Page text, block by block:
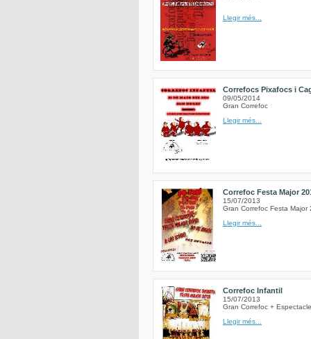
Llegir més...
Correfocs Pixafocs i
09/05/2014
Gran Correfoc
Llegir més...
Correfoc Festa Major
15/07/2013
Gran Correfoc Festa
Llegir més...
Correfoc Infantil
15/07/2013
Gran Correfoc +
Llegir més...